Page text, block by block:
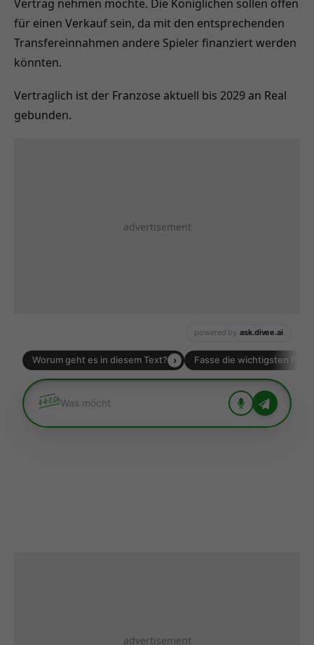
Vertrag nehmen möchte. Die Königlichen sollen offen
für einen Verkauf sein, da mit den entsprechenden
Transfereinnahmen andere Spieler finanziert werden
könnten.
Vertraglich ist der Franzose aktuell bis 2029 an Real
gebunden.